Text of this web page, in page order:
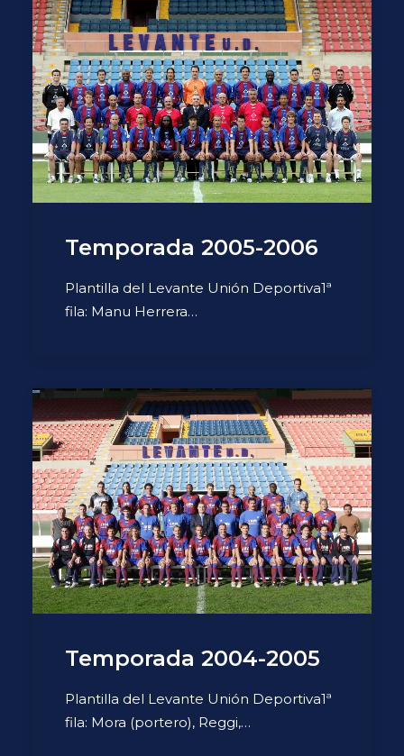
Temporada 2005-2006
Plantilla del Levante Unión Deportiva1ª
fila: Manu Herrera…
Temporada 2004-2005
Plantilla del Levante Unión Deportiva1ª
fila: Mora (portero), Reggi,…